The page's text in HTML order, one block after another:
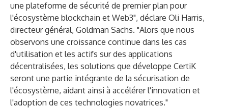
une plateforme de sécurité de premier plan pour
l'écosystème blockchain et Web3", déclare Oli Harris,
directeur général, Goldman Sachs. "Alors que nous
observons une croissance continue dans les cas
d'utilisation et les actifs sur des applications
décentralisées, les solutions que développe CertiK
seront une partie intégrante de la sécurisation de
l'écosystème, aidant ainsi à accélérer l'innovation et
l'adoption de ces technologies novatrices."